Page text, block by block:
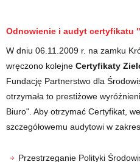
Odnowienie i audyt certyfikatu
W dniu 06.11.2009 r. na zamku
wręczono kolejne Certyfikaty
Fundację Partnerstwo dla
otrzymała to prestiżowe
Biuro". Aby otrzymać Certyfikat,
szczegółowemu audytowi w
Przestrzeganie Polityki